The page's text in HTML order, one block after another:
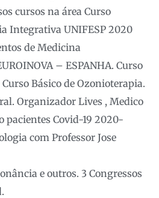
cursos na área Curso
Integrativa UNIFESP 2020
de Medicina
– ESPANHA. Curso
Básico de Ozonioterapia.
Organizador Lives , Medico
Covid-19 2020-
com Professor Jose
e outros. 3 Congressos